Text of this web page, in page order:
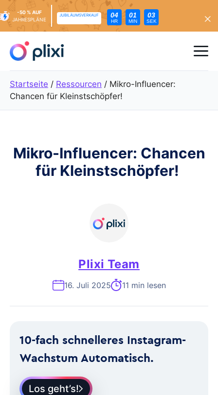
Inhalt
springen
-50 % AUF
JAHRESPLÄNE
JUBILÄUMSVERKAUF 04
HR
01
MIN
01
SEK
Startseite / Ressourcen / Mikro-Influencer:
Chancen für Kleinstschöpfer!
Mikro-Influencer: Chancen
für Kleinstschöpfer!
Plixi Team
16. Juli 2025 11 min lesen
10-fach schnelleres Instagram-
Wachstum Automatisch.
Los geht’s!